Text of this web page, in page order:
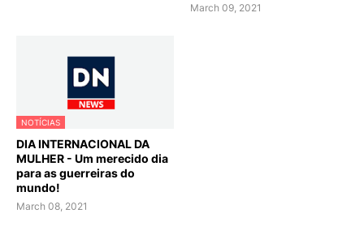
March 09, 2021
NOTÍCIAS
DIA INTERNACIONAL DA
MULHER - Um merecido dia
para as guerreiras do
mundo!
March 08, 2021